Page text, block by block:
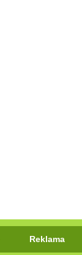
Reklama